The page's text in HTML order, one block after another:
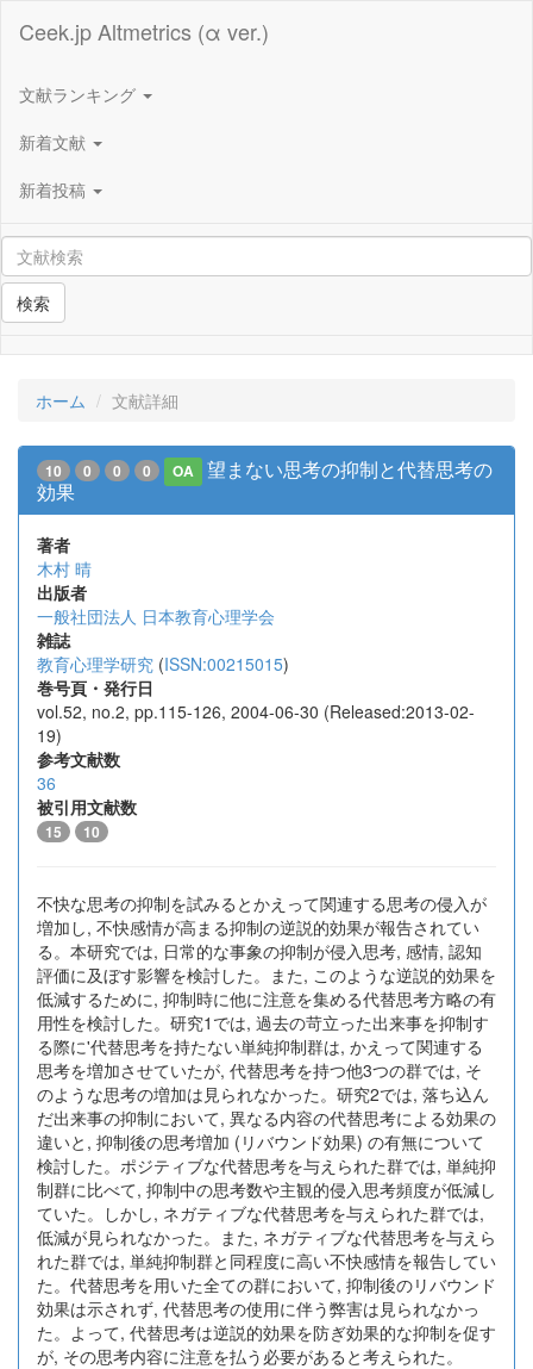
Ceek.jp Altmetrics (α ver.)
文献ランキング
新着文献
新着投稿
検索
ホーム 文献詳細
10 0 0 0 OA
望まない思考の抑制と代替思考の
効果
著者
木村 晴
出版者
一般社団法人 日本教育心理学会
雑誌
教育心理学研究 (ISSN:00215015)
巻号頁・発行日
vol.52, no.2, pp.115-126, 2004-06-30 (Released:2013-02-
19)
参考文献数
36
被引用文献数
15 10
不快な思考の抑制を試みるとかえって関連する思考の侵入が
増加し, 不快感情が高まる抑制の逆説的効果が報告されてい
る。本研究では, 日常的な事象の抑制が侵入思考, 感情, 認知
評価に及ぼす影響を検討した。また, このような逆説的効果を
低減するために, 抑制時に他に注意を集める代替思考方略の有
用性を検討した。研究1では, 過去の苛立った出来事を抑制す
る際に'代替思考を持たない単純抑制群は, かえって関連する
思考を増加させていたが, 代替思考を持つ他3つの群では, そ
のような思考の増加は見られなかった。研究2では, 落ち込ん
だ出来事の抑制において, 異なる内容の代替思考による効果の
違いと, 抑制後の思考増加 (リバウンド効果) の有無について
検討した。ポジティブな代替思考を与えられた群では, 単純抑
制群に比べて, 抑制中の思考数や主観的侵入思考頻度が低減し
ていた。しかし, ネガティブな代替思考を与えられた群では,
低減が見られなかった。また, ネガティブな代替思考を与えら
れた群では, 単純抑制群と同程度に高い不快感情を報告してい
た。代替思考を用いた全ての群において, 抑制後のリバウンド
効果は示されず, 代替思考の使用に伴う弊害は見られなかっ
た。よって, 代替思考は逆説的効果を防ぎ効果的な抑制を促す
が, その思考内容に注意を払う必要があると考えられた。